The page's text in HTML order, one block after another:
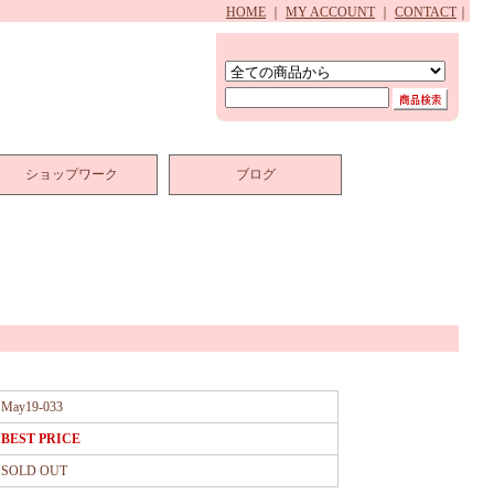
HOME MY ACCOUNT CONTACT
ショップワーク ブログ
May19-033
BEST PRICE
SOLD OUT